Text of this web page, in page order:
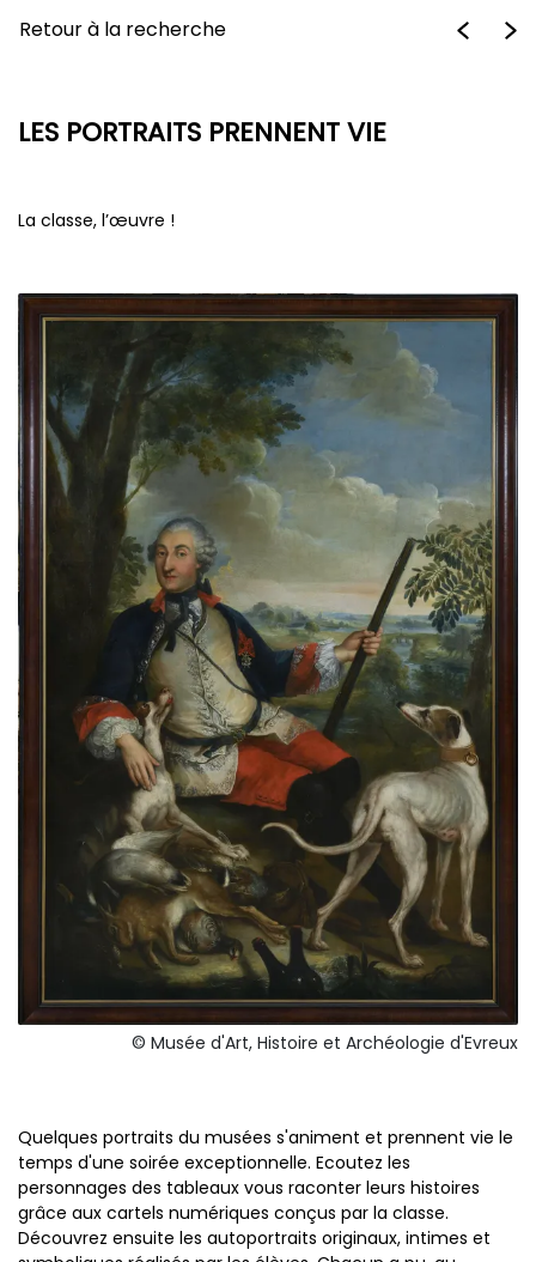
Retour à la recherche
LES PORTRAITS PRENNENT VIE
La classe, l’œuvre !
© Musée d'Art, Histoire et Archéologie d'Evreux
Quelques portraits du musées s'animent et prennent vie le
temps d'une soirée exceptionnelle. Ecoutez les
personnages des tableaux vous raconter leurs histoires
grâce aux cartels numériques conçus par la classe.
Découvrez ensuite les autoportraits originaux, intimes et